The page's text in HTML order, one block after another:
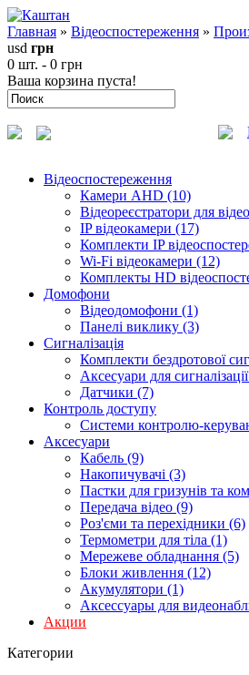
Главная » Відеоспостереження »
usd грн
0 шт. - 0 грн
Ваша корзина пуста!
Відеоспостереження
Камери AHD (10)
Відеореєстратори для
IP відеокамери (17)
Комплекти IP
Wi-Fi відеокамери (12)
Комплекты HD
Домофони
Відеодомофони (1)
Панелі виклику (3)
Сигналізація
Комплекти бездротової
Аксесуари для
Датчики (7)
Контроль доступу
Системи контролю-
Аксесуари
Кабель (9)
Накопичувачі (3)
Пастки для гризунів та
Передача відео (9)
Роз'єми та перехідники (6)
Термометри для тіла (1)
Мережеве обладнання (5)
Блоки живлення (12)
Акумулятори (1)
Аксессуары для
Акции
Категории